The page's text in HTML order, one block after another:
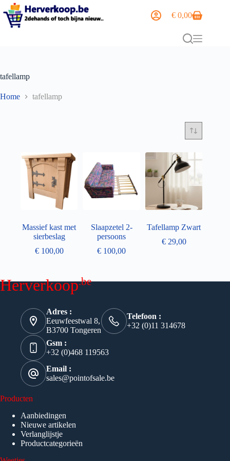
€ 0,00
tafellamp
Home tafellamp
Massief kast met
sierbeslag
€100,00
Slaapzetel 2-
persoons
€ 100,00
Tafellamp Zwart
€29,00
Herverkoop.be
Adres :
Eeuwfeestwal 8,
B3700 Tongeren
Telefoon :
+32 (0)11 314678
Gsm :
+32 (0)468 119563
Email :
sales@pointofsale.be
Producten
Aanbiedingen
Nieuwe artikelen
Verlanglijstje
Productcategorieën